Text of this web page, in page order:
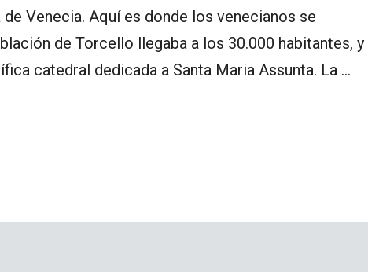
Venecia. Aquí es donde los venecianos se
de Torcello llegaba a los 30.000 habitantes, y
catedral dedicada a Santa Maria Assunta. La …